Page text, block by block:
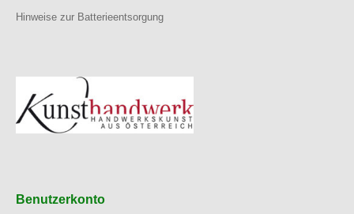
Hinweise zur Batterieentsorgung
Benutzerkonto